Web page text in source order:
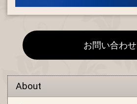
お問い合わせ
About